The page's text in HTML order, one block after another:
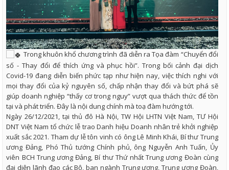
Trong khuôn khổ chương trình đã diễn ra Tọa đàm “Chuyển đổi
số - Thay đổi để thích ứng và phục hồi”. Trong bối cảnh đại dịch
Covid-19 đang diễn biến phức tạp như hiện nay, việc thích nghi với
mọi thay đổi của kỷ nguyên số, chấp nhận thay đổi và bứt phá sẽ
giúp doanh nghiệp “thấy cơ trong nguy” vượt qua thách thức để tồn
tại và phát triển. Đây là nội dung chính mà toạ đàm hướng tới.
Ngày 26/12/2021, tại thủ đô Hà Nội, TW Hội LHTN Việt Nam, TƯ Hội
DNT Việt Nam tổ chức lễ trao Danh hiệu Doanh nhân trẻ khởi nghiệp
xuất sắc 2021. Tham dự lễ tôn vinh có ông Lê Minh Khái, Bí thư Trung
ương Đảng, Phó Thủ tướng Chính phủ, ông Nguyễn Anh Tuấn, Ủy
viên BCH Trung ương Đảng, Bí thư Thứ nhất Trung ương Đoàn cùng
đại diện lãnh đạo các Bộ, ban ngành Trung ương, Trung ương Đoàn,